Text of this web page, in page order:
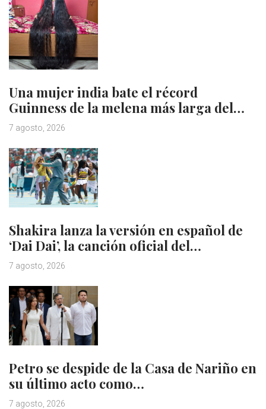
Una mujer india bate el récord
Guinness de la melena más larga del…
7 agosto, 2026
Shakira lanza la versión en español de
‘Dai Dai’, la canción oficial del…
7 agosto, 2026
Petro se despide de la Casa de Nariño en
su último acto como…
7 agosto, 2026